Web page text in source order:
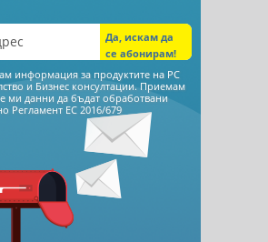
информация за продуктите на РС
и Бизнес консултации. Приемам
ми данни да бъдат обработвани
Регламент ЕС 2016/679